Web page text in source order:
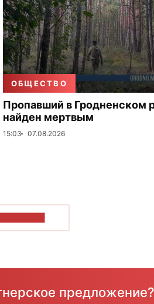
ОБЩЕСТВО
Пропавший в Гродненском
найден мертвым
15:03 07.08.2026
предложение?